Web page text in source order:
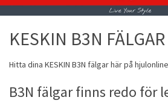
KESKIN B3N FÄLGAR
Hitta dina KESKIN B3N fälgarhär på
B3N fälgar finns redo för